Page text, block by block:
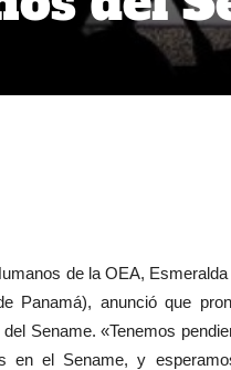
de la OEA,
Panamá), anunció que
Sename. «Tenemos
en el Sename, y